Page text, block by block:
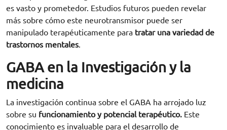
es vasto y prometedor. Estudios futuros pueden revelar
más sobre cómo este neurotransmisor puede ser
manipulado terapéuticamente para tratar una variedad de
trastornos mentales.
GABA en la Investigación y la
medicina
La investigación continua sobre el GABA ha arrojado luz
sobre su funcionamiento y potencial terapéutico. Este
conocimiento es invaluable para el desarrollo de